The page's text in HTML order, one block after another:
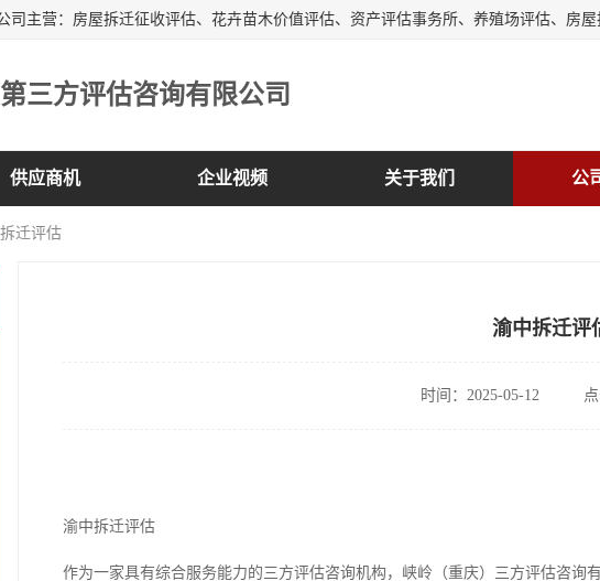
三方评估咨询有限公司
供应商机 企业视频 关于我们 公
迁评估
渝中拆迁评
时间：2025-05-12
渝中拆迁评估
作为一家具有综合服务能力的三方评估咨询机构，峡岭（重庆）三方评估咨询